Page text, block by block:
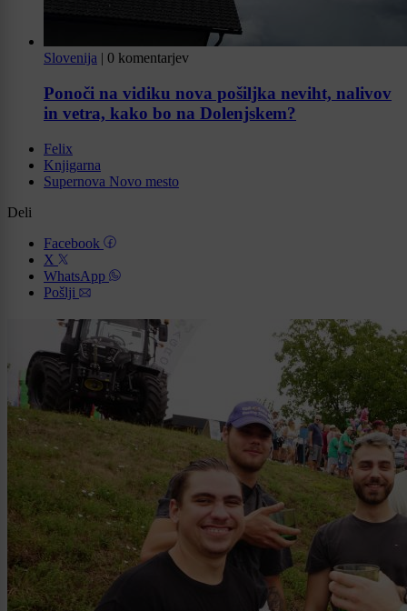
Slovenija | 0 komentarjev
Ponoči na vidiku nova pošiljka neviht, nalivov
in vetra, kako bo na Dolenjskem?
Felix
Knjigarna
Supernova Novo mesto
Deli
Facebook
X
WhatsApp
Pošlji